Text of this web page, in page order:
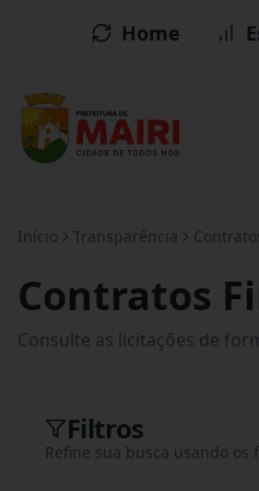
Home
Início Transparência
Contratos
Consulte as licitações de
Filtros
Refine sua busca usando os